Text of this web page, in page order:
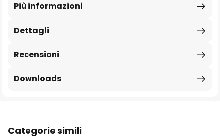
Dettagli
Più informazioni
Recensioni
Downloads
Categorie simili